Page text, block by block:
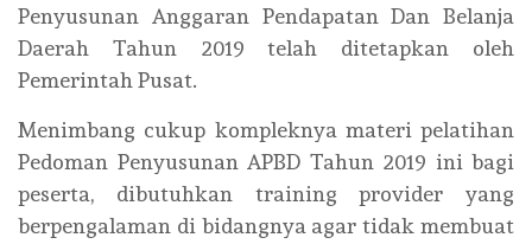
Penyusunan Anggaran Pendapatan Dan Belanja
Daerah Tahun 2019 telah ditetapkan oleh
Pemerintah Pusat.
Menimbang cukup kompleknya materi pelatihan
Pedoman Penyusunan APBD Tahun 2019 ini bagi
peserta, dibutuhkan training provider yang
berpengalaman di bidangnya agar tidak membuat